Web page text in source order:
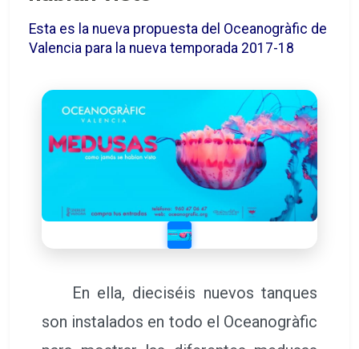
Esta es la nueva propuesta del Oceanogràfic de
Valencia para la nueva temporada 2017-18
En ella, dieciséis nuevos tanques
son instalados en todo el Oceanogràfic